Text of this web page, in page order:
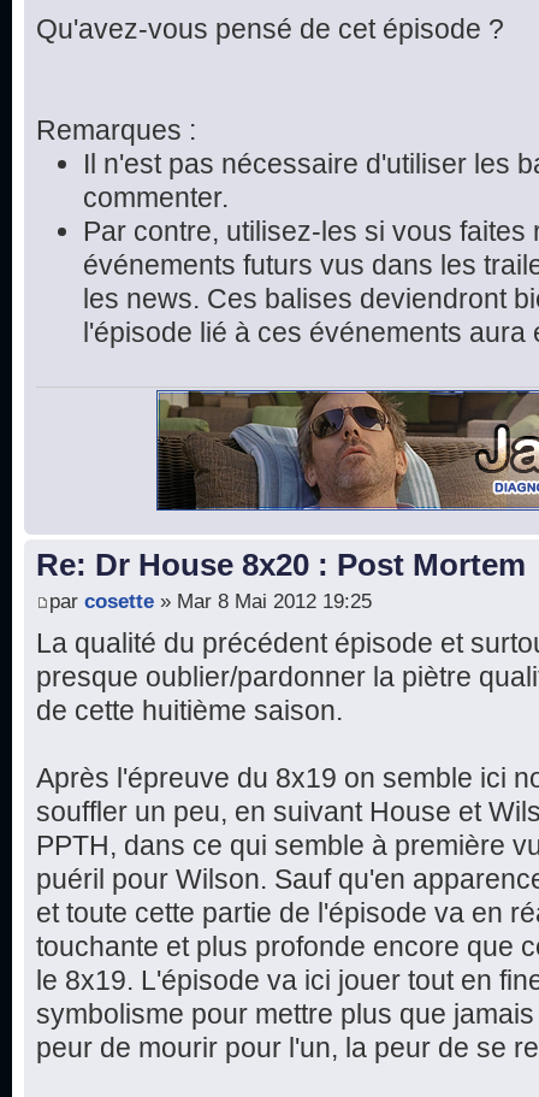
Qu'avez-vous pensé de cet épisode ?
Remarques :
Il n'est pas nécessaire d'utiliser les
commenter.
Par contre, utilisez-les si vous faites
événements futurs vus dans les
les news. Ces balises deviendront
l'épisode lié à ces événements aura
Re: Dr House 8x20 : Post Mortem
par cosette » Mar 8 Mai 2012 19:25
La qualité du précédent épisode et
presque oublier/pardonner la piètre
de cette huitième saison.
Après l'épreuve du 8x19 on semble ici
souffler un peu, en suivant House et
PPTH, dans ce qui semble à première
puéril pour Wilson. Sauf qu'en
et toute cette partie de l'épisode va en
touchante et plus profonde encore que
le 8x19. L'épisode va ici jouer tout en
symbolisme pour mettre plus que
peur de mourir pour l'un, la peur de se